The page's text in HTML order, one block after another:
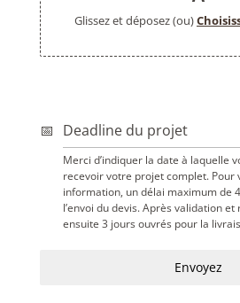
Glissez et déposez (ou)
Deadline du projet
Merci d’indiquer la date à laquelle
recevoir votre projet complet. Pour
information, un délai maximum de
l’envoi du devis. Après validation
ensuite 3 jours ouvrés pour la
Envoyez